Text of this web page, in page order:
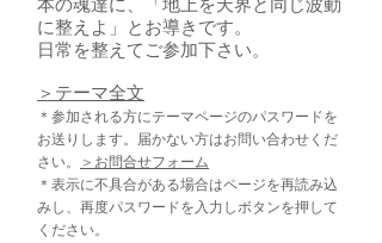
に整えよ」とお導きです。
日常を整えてご参加下さい。
​＞テーマ全文
＊参加される方にテーマページのパスワードを
お送りします。届かない方はお問い合わせくだ
さい。
＞お問合せフォーム
＊表示に不具合がある場合はページを再読み込
みし、再度パスワードを入力しボタンを押して
ください。